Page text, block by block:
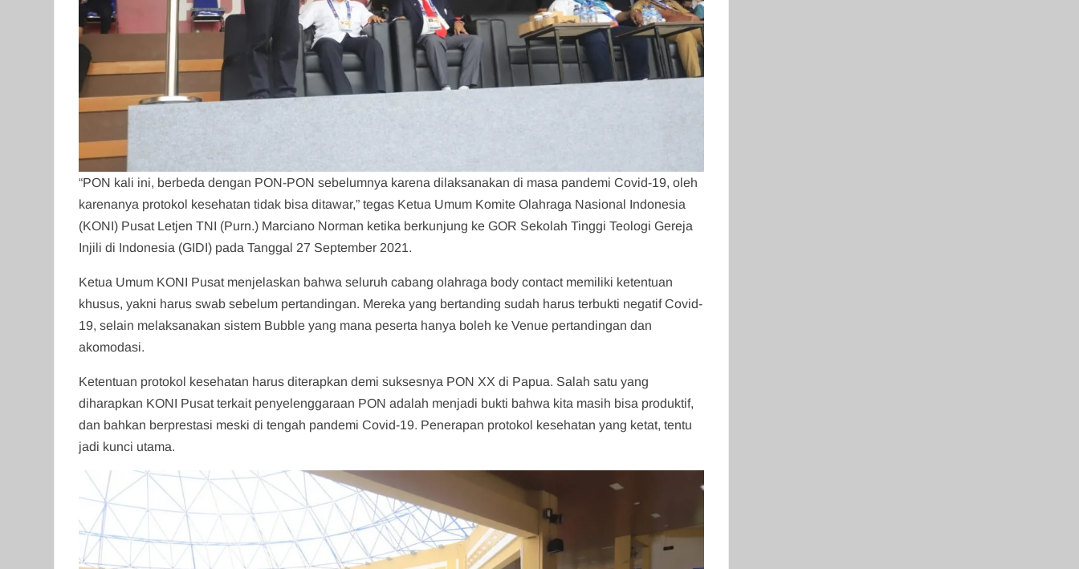
“PON kali ini, berbeda dengan PON-PON sebelumnya karena dilaksanakan di masa pandemi Covid-19, oleh
karenanya protokol kesehatan tidak bisa ditawar,” tegas Ketua Umum Komite Olahraga Nasional Indonesia
(KONI) Pusat Letjen TNI (Purn.) Marciano Norman ketika berkunjung ke GOR Sekolah Tinggi Teologi Gereja
Injili di Indonesia (GIDI) pada Tanggal 27 September 2021.
Ketua Umum KONI Pusat menjelaskan bahwa seluruh cabang olahraga body contact memiliki ketentuan
khusus, yakni harus swab sebelum pertandingan. Mereka yang bertanding sudah harus terbukti negatif Covid-
19, selain melaksanakan sistem Bubble yang mana peserta hanya boleh ke Venue pertandingan dan
akomodasi.
Ketentuan protokol kesehatan harus diterapkan demi suksesnya PON XX di Papua. Salah satu yang
diharapkan KONI Pusat terkait penyelenggaraan PON adalah menjadi bukti bahwa kita masih bisa produktif,
dan bahkan berprestasi meski di tengah pandemi Covid-19. Penerapan protokol kesehatan yang ketat, tentu
jadi kunci utama.